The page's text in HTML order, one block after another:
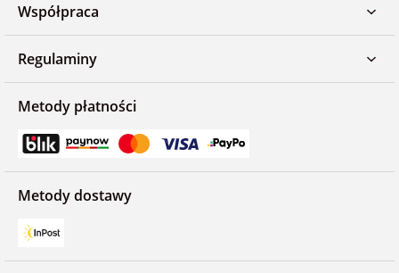
Współpraca
Regulaminy
Metody płatności
Metody dostawy